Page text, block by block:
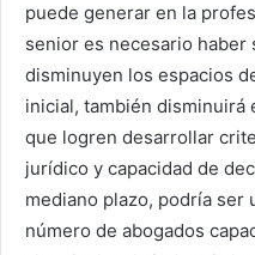
puede generar en la
senior es necesario haber
disminuyen los espacios
inicial, también disminuirá
que logren desarrollar
jurídico y capacidad de
mediano plazo, podría ser
número de abogados